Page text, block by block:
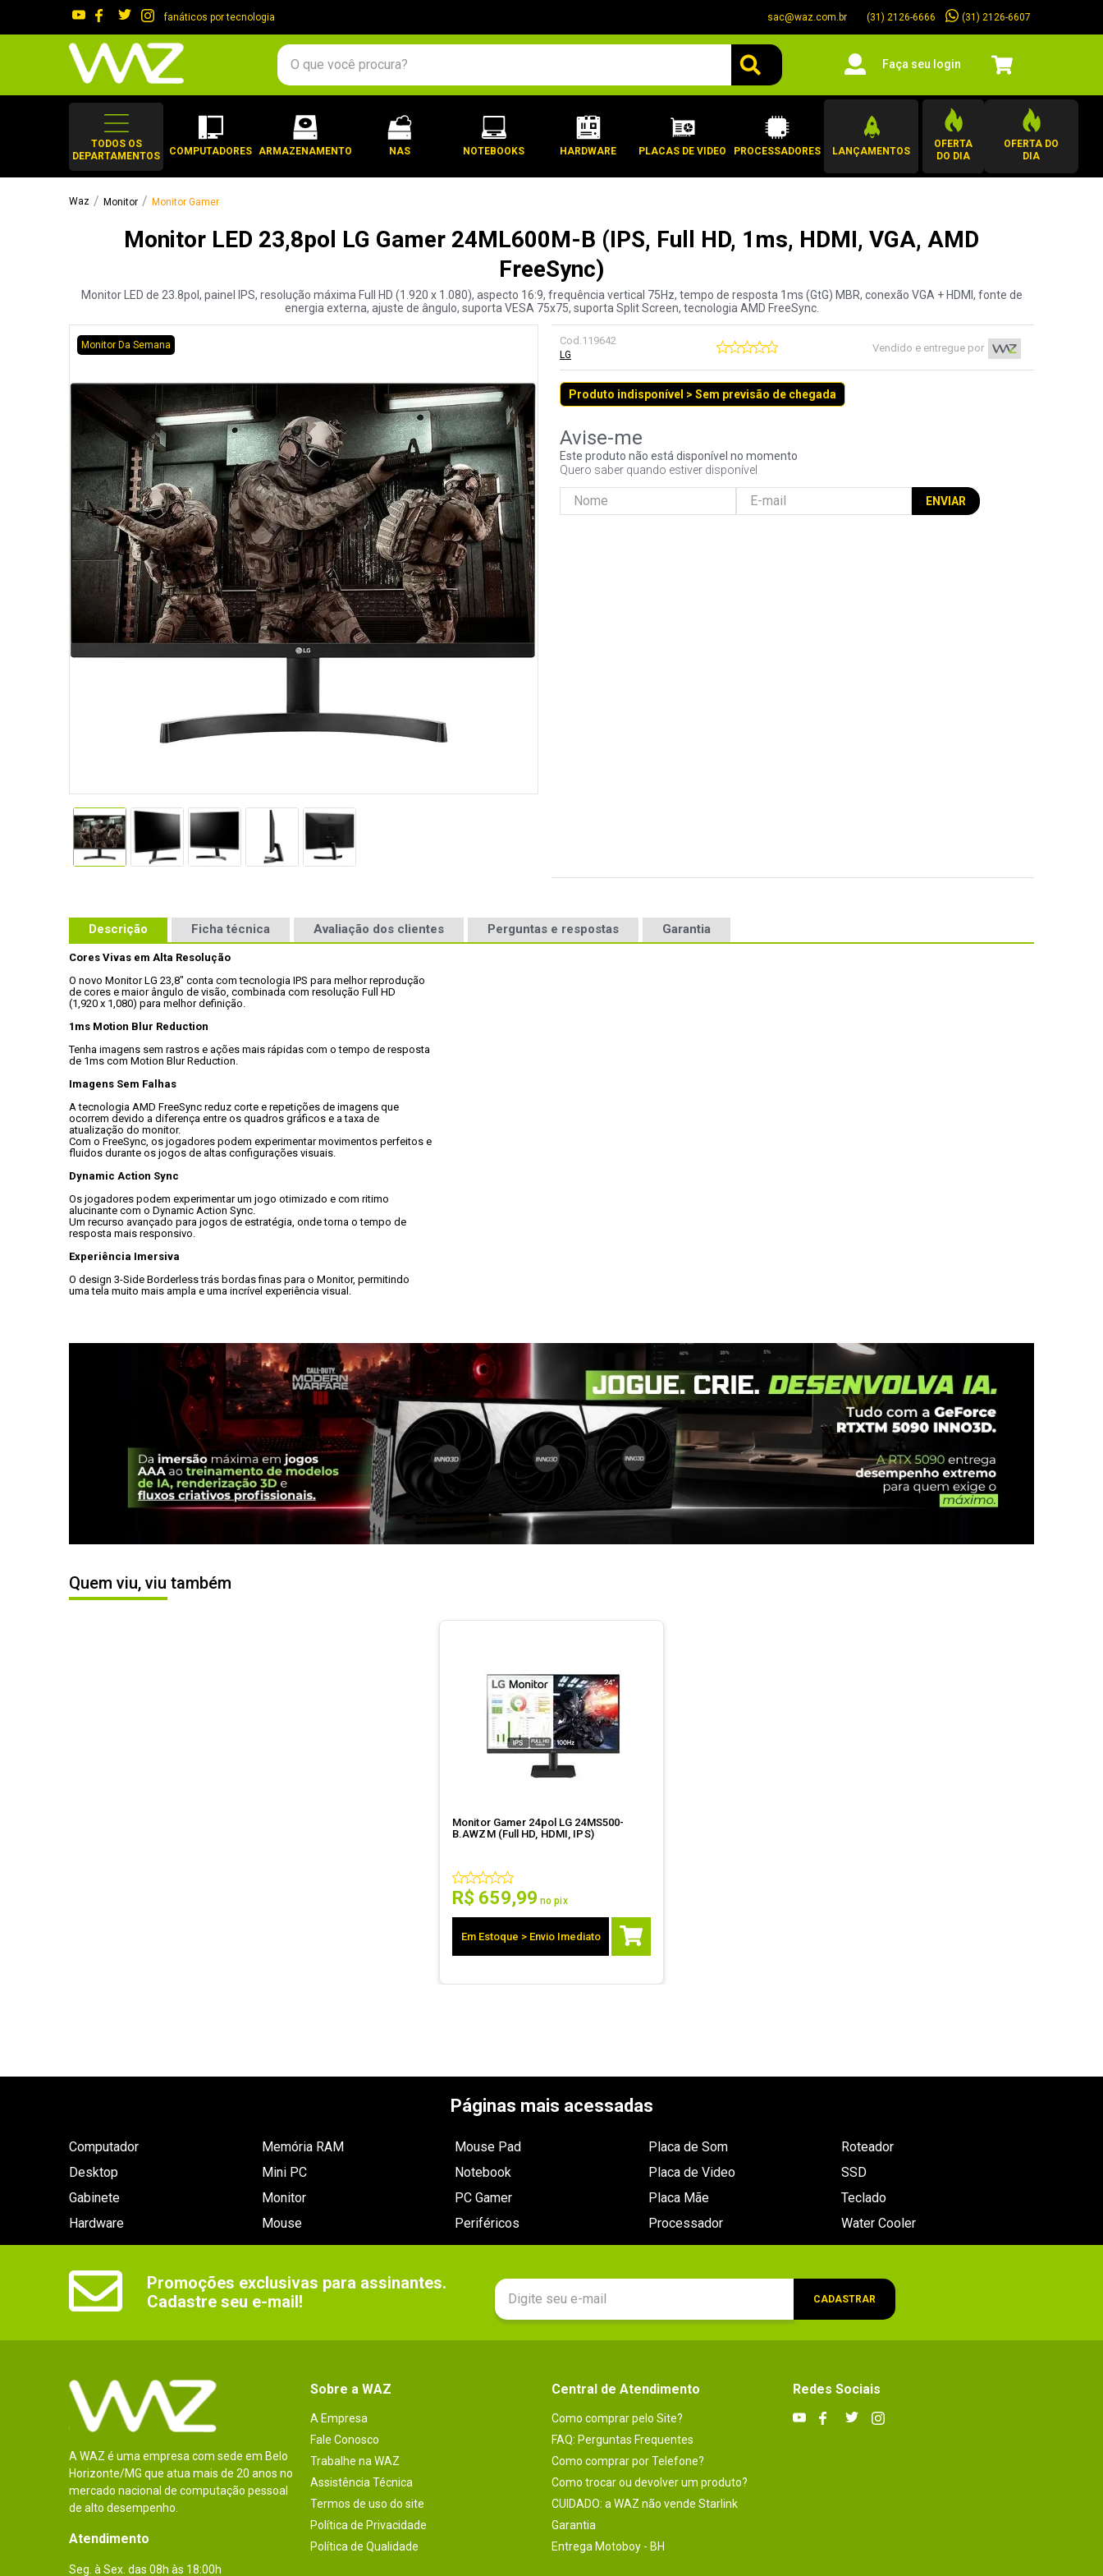
fanáticos por tecnologia sac@waz.com.br (31) 2126-6666 (31) 2126-6607
O que você procura?
Faça seu login
TODOS OS
DEPARTAMENTOS
COMPUTADORES ARMAZENAMENTO NAS NOTEBOOKS HARDWARE PLACAS DE VIDEO PROCESSADORES LANÇAMENTOS
OFERTA
DO DIA
OFERTA DO
DIA
Monitor Monitor Gamer
Monitor LED 23,8pol LG Gamer 24ML600M-B (IPS, Full HD, 1ms, HDMI, VGA, AMD
FreeSync)
Monitor LED de 23.8pol, painel IPS, resolução máxima Full HD (1.920 x 1.080), aspecto 16:9, frequência vertical 75Hz, tempo de resposta 1ms (GtG) MBR, conexão VGA + HDMI, fonte de
energia externa, ajuste de ângulo, suporta VESA 75x75, suporta Split Screen, tecnologia AMD FreeSync.
Monitor Da Semana Cod.119642
LG
Vendido e entregue por
Produto indisponível > Sem previsão de chegada
Este produto não está disponível no momento
Quero saber quando estiver disponível
ENVIAR
Descrição Ficha técnica Avaliação dos clientes Perguntas e respostas Garantia
Cores Vivas em Alta Resolução
O novo Monitor LG 23,8" conta com tecnologia IPS para melhor reprodução
de cores e maior ângulo de visão, combinada com resolução Full HD
(1,920 x 1,080) para melhor definição.
1ms Motion Blur Reduction
Tenha imagens sem rastros e ações mais rápidas com o tempo de resposta
de 1ms com Motion Blur Reduction.
Imagens Sem Falhas
A tecnologia AMD FreeSync reduz corte e repetições de imagens que
ocorrem devido a diferença entre os quadros gráficos e a taxa de
atualização do monitor.
Com o FreeSync, os jogadores podem experimentar movimentos perfeitos e
fluidos durante os jogos de altas configurações visuais.
Dynamic Action Sync
Os jogadores podem experimentar um jogo otimizado e com ritimo
alucinante com o Dynamic Action Sync.
Um recurso avançado para jogos de estratégia, onde torna o tempo de
resposta mais responsivo.
Experiência Imersiva
O design 3-Side Borderless trás bordas finas para o Monitor, permitindo
uma tela muito mais ampla e uma incrível experiência visual.
Quem viu, viu também
Monitor Gamer 24pol LG 24MS500-
B.AWZM (Full HD, HDMI, IPS)
R$ 659,99 no pix
Em Estoque > Envio Imediato
Páginas mais acessadas
Computador
Desktop
Gabinete
Hardware
Memória RAM
Mini PC
Monitor
Mouse
Mouse Pad
Notebook
PC Gamer
Periféricos
Placa de Som
Placa de Video
Placa Mãe
Processador
Roteador
SSD
Teclado
Water Cooler
Promoções exclusivas para assinantes.
Cadastre seu e-mail!
CADASTRAR
A WAZ é uma empresa com sede em Belo
Horizonte/MG que atua mais de 20 anos no
mercado nacional de computação pessoal
de alto desempenho.
Atendimento
Seg. à Sex. das 08h às 18:00h
Sobre a WAZ
A Empresa
Fale Conosco
Trabalhe na WAZ
Assistência Técnica
Termos de uso do site
Política de Privacidade
Política de Qualidade
Central de Atendimento
Como comprar pelo Site?
FAQ: Perguntas Frequentes
Como comprar por Telefone?
Como trocar ou devolver um produto?
CUIDADO: a WAZ não vende Starlink
Garantia
Entrega Motoboy - BH
Redes Sociais
gabinete
2º
keychron
5º
openbox
7º
jonsbo
10º fractal